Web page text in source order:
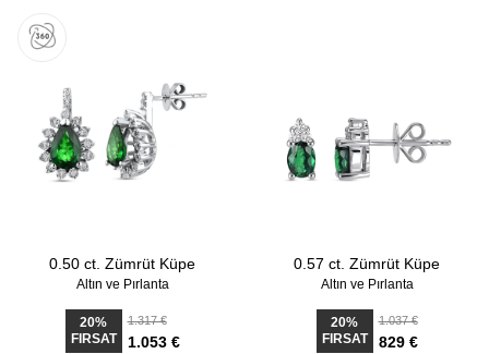
0.50 ct. Zümrüt Küpe
Altın ve Pırlanta
20%
FIRSAT
1.317 €
1.053 €
0.57 ct. Zümrüt Küpe
Altın ve Pırlanta
20%
FIRSAT
1.037 €
829 €